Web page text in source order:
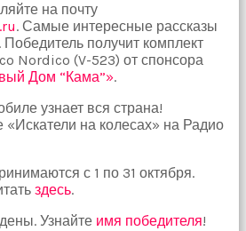
на почту
. Самые интересные рассказы
получит комплект
Nordico (V-523) от спонсора
Дом “Кама”».
узнает вся страна!
«Искатели на колесах» на Радио
с 1 по 31 октября.
здесь.
Узнайте имя победителя!